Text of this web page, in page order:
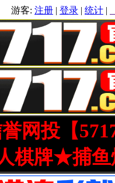
游客: 注册 | 登录 | 统计 |
网投【
棋牌★捕鱼